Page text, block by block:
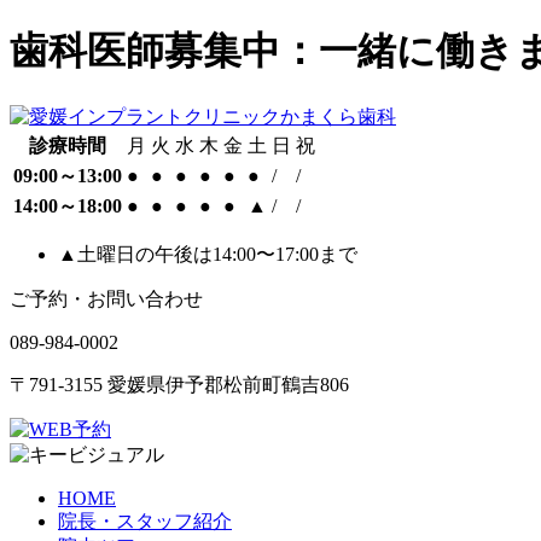
歯科医師募集中：一緒に働き
診療時間 月 火 水 木 金 土 日 祝
09:00～13:00 ● ● ● ● ● ● /
/
14:00～18:00 ● ● ● ● ● ▲ / /
▲土曜日の午後は14:00〜17:00まで
ご予約・お問い合わせ
089-984-0002
〒791-3155 愛媛県伊予郡松前町鶴吉806
HOME
院長・スタッフ紹介